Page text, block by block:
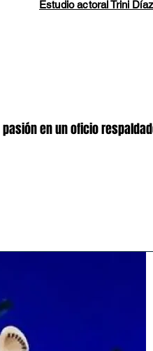
Estudio actoral Trini
en un oficio